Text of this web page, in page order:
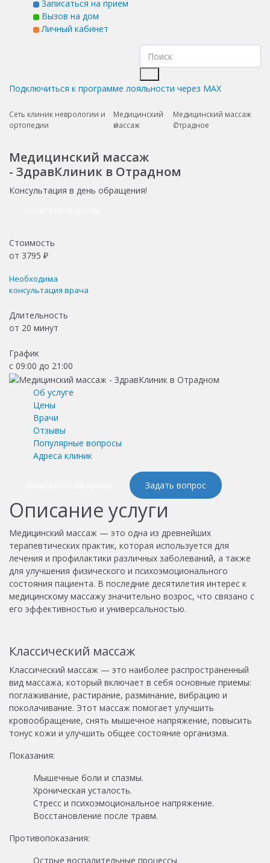
Записаться на прием
Вызов на дом
Личный кабинет
Подключиться к программе лояльности через MAX
Сеть клиник неврологии и
ортопедии
Медицинский
массаж
Медицинский массаж
Отрадное
Медицинский массаж
- ЗдравКлиник в Отрадном
Консультация в день обращения!
Стоимость
от 3795 ₽
Необходима
консультация врача
Длительность
от 20 минут
График
с 09:00 до 21:00
Об услуге
Цены
Врачи
Отзывы
Популярные вопросы
Адреса клиник
Задать вопрос
Описание услуги
Медицинский массаж — это одна из древнейших
терапевтических практик, которая используется для
лечения и профилактики различных заболеваний, а также
для улучшения физического и психоэмоционального
состояния пациента. В последние десятилетия интерес к
медицинскому массажу значительно возрос, что связано с
его эффективностью и универсальностью.
Классический массаж
Классический массаж — это наиболее распространенный
вид массажа, который включает в себя основные приемы:
поглаживание, растирание, разминание, вибрацию и
поколачивание. Этот массаж помогает улучшить
кровообращение, снять мышечное напряжение, повысить
тонус кожи и улучшить общее состояние организма.
Показания:
Мышечные боли и спазмы.
Хроническая усталость.
Стресс и психоэмоциональное напряжение.
Восстановление после травм.
Противопоказания:
Острые воспалительные процессы.